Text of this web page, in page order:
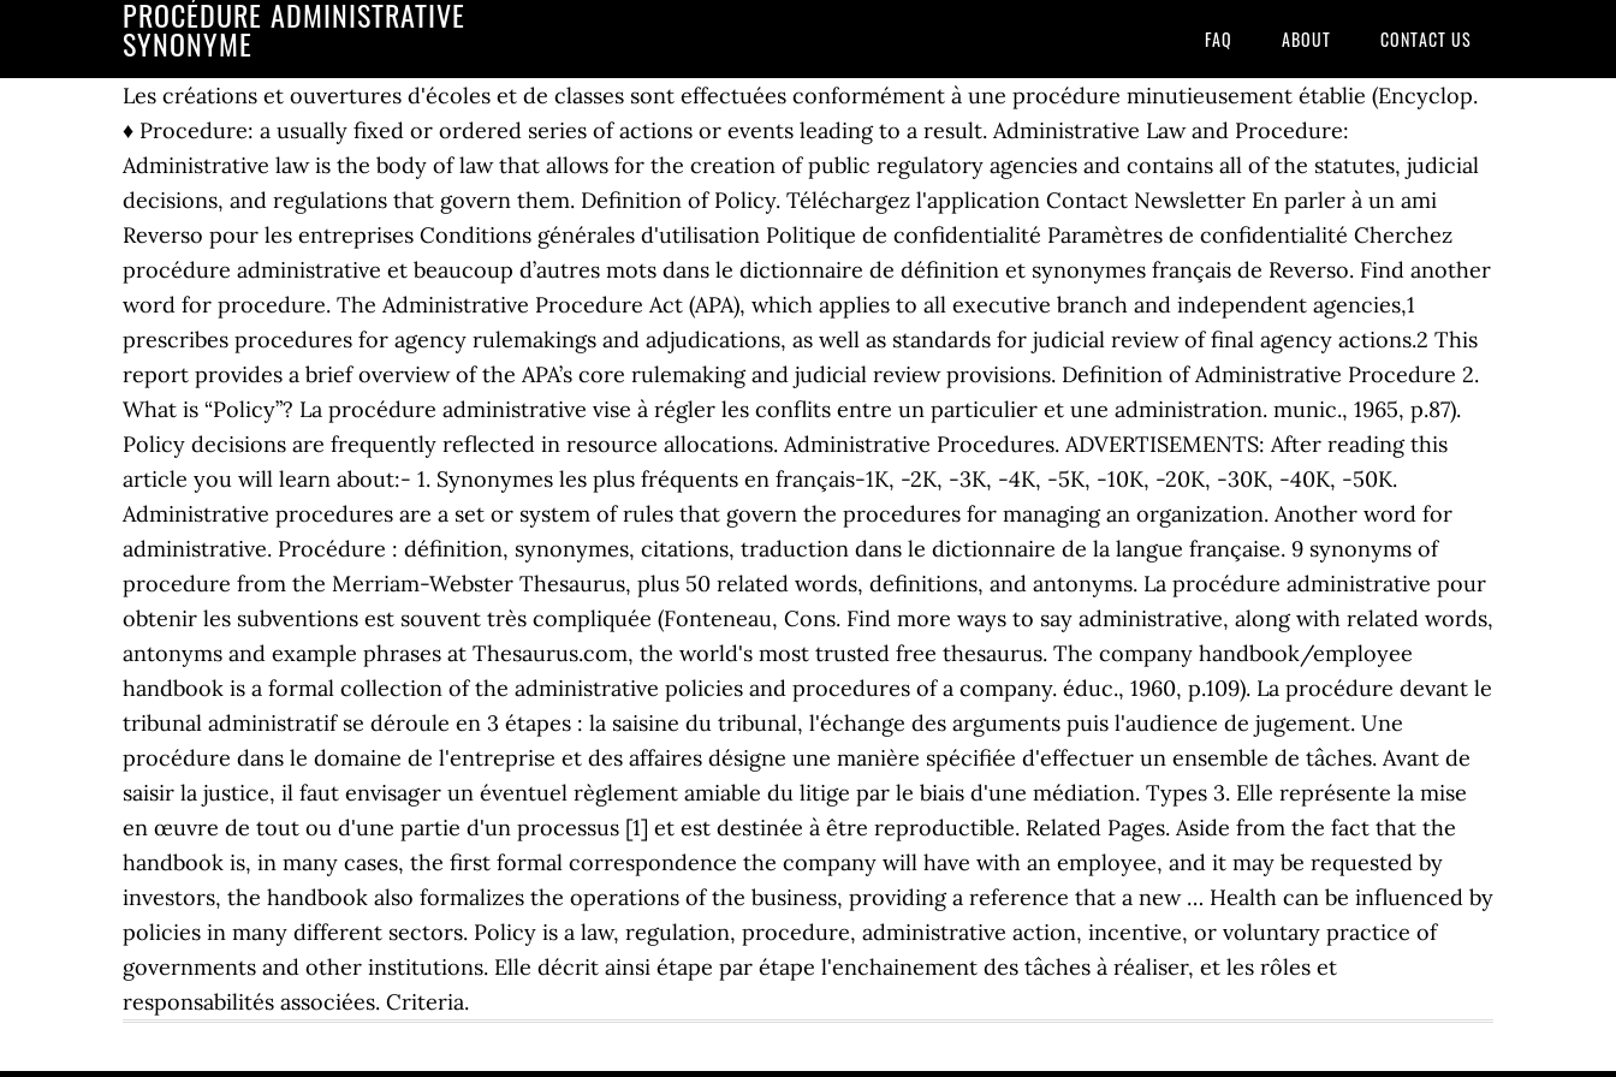
PROCÉDURE ADMINISTRATIVE
SYNONYME FAQ ABOUT CONTACT US
Les créations et ouvertures d'écoles et de classes sont effectuées conformément à une procédure minutieusement établie (Encyclop.
♦ Procedure: a usually fixed or ordered series of actions or events leading to a result. Administrative Law and Procedure:
Administrative law is the body of law that allows for the creation of public regulatory agencies and contains all of the statutes, judicial
decisions, and regulations that govern them. Definition of Policy. Téléchargez l'application Contact Newsletter En parler à un ami
Reverso pour les entreprises Conditions générales d'utilisation Politique de confidentialité Paramètres de confidentialité Cherchez
procédure administrative et beaucoup d’autres mots dans le dictionnaire de définition et synonymes français de Reverso. Find another
word for procedure. The Administrative Procedure Act (APA), which applies to all executive branch and independent agencies,1
prescribes procedures for agency rulemakings and adjudications, as well as standards for judicial review of final agency actions.2 This
report provides a brief overview of the APA’s core rulemaking and judicial review provisions. Definition of Administrative Procedure 2.
What is “Policy”? La procédure administrative vise à régler les conflits entre un particulier et une administration. munic., 1965, p.87).
Policy decisions are frequently reflected in resource allocations. Administrative Procedures. ADVERTISEMENTS: After reading this
article you will learn about:- 1. Synonymes les plus fréquents en français-1K, -2K, -3K, -4K, -5K, -10K, -20K, -30K, -40K, -50K.
Administrative procedures are a set or system of rules that govern the procedures for managing an organization. Another word for
administrative. Procédure : définition, synonymes, citations, traduction dans le dictionnaire de la langue française. 9 synonyms of
procedure from the Merriam-Webster Thesaurus, plus 50 related words, definitions, and antonyms. La procédure administrative pour
obtenir les subventions est souvent très compliquée (Fonteneau, Cons. Find more ways to say administrative, along with related words,
antonyms and example phrases at Thesaurus.com, the world's most trusted free thesaurus. The company handbook/employee
handbook is a formal collection of the administrative policies and procedures of a company. éduc., 1960, p.109). La procédure devant le
tribunal administratif se déroule en 3 étapes : la saisine du tribunal, l'échange des arguments puis l'audience de jugement. Une
procédure dans le domaine de l'entreprise et des affaires désigne une manière spécifiée d'effectuer un ensemble de tâches. Avant de
saisir la justice, il faut envisager un éventuel règlement amiable du litige par le biais d'une médiation. Types 3. Elle représente la mise
en œuvre de tout ou d'une partie d'un processus [1] et est destinée à être reproductible. Related Pages. Aside from the fact that the
handbook is, in many cases, the first formal correspondence the company will have with an employee, and it may be requested by
investors, the handbook also formalizes the operations of the business, providing a reference that a new … Health can be influenced by
policies in many different sectors. Policy is a law, regulation, procedure, administrative action, incentive, or voluntary practice of
governments and other institutions. Elle décrit ainsi étape par étape l'enchainement des tâches à réaliser, et les rôles et
responsabilités associées. Criteria.